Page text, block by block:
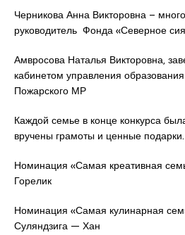
Черникова Анна Викторовна –
руководитель Фонда «Северное
Амвросова Наталья Викторовна,
кабинетом управления
Пожарского МР
Каждой семье в конце конкурса
вручены грамоты и ценные подарки.
Номинация «Самая креативная
Горелик
Номинация «Самая кулинарная
Суляндзига — Хан